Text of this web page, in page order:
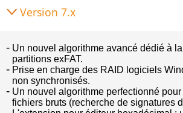
Version 7.x
Un nouvel algorithme avancé dédié à
partitions exFAT.
Prise en charge des RAID logiciels
non synchronisés.
Un nouvel algorithme perfectionné
fichiers bruts (recherche de signatures